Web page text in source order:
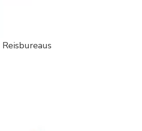
Reisbureaus